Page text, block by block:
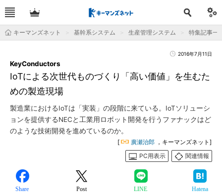
キーマンズネット 基幹系システム 生産管理システム 特集記事一
2016年7月11日
IoTによる次世代ものづくり「高い価値」を生むた
めの製造現場
KeyConductors
製造業におけるIoTは「実装」の段階に来ている。IoTソリューシ
ョンを提供するNECと工業用ロボット開発を行うファナックはど
のような技術開発を進めているのか。
[ 廣瀬治郎 ，キーマンズネット]
PC用表示
関連情報
Share Post LINE Hatena